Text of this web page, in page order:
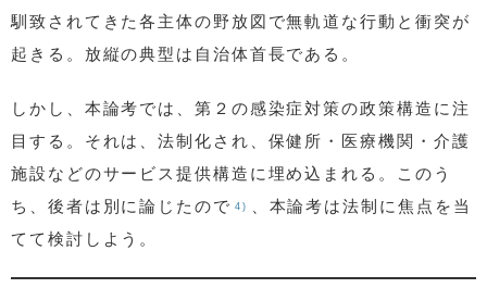
馴致されてきた各主体の野放図で無軌道な行動と衝突が
起きる。放縦の典型は自治体首長である。
しかし、本論考では、第２の感染症対策の政策構造に注
目する。それは、法制化され、保健所・医療機関・介護
施設などのサービス提供構造に埋め込まれる。このう
ち、後者は別に論じたので 4)
、本論考は法制に焦点を当
てて検討しよう。